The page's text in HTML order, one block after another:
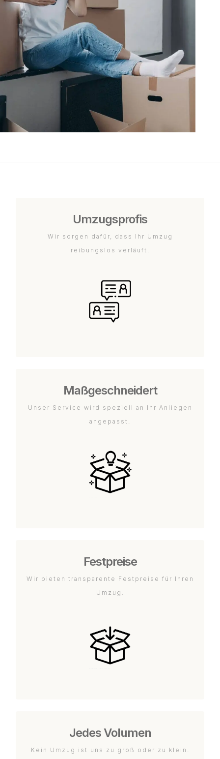
Umzugsprofis
Wir sorgen dafür, dass Ihr Umzug
reibungslos verläuft.
Maßgeschneidert
Unser Service wird speziell an Ihr Anliegen
angepasst.
Festpreise
Wir bieten transparente Festpreise für Ihren
Umzug.
Jedes Volumen
Kein Umzug ist uns zu groß oder zu klein.